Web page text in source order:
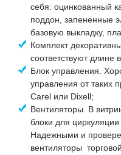
себя: оцинкованный
поддон, запененные
базовую выкладку,
Комплект
соответствуют длине
Блок управления.
управления от таких
Carel или Dixell;
Вентиляторы. В
блоки для циркуляции
Надежными и
вентиляторы